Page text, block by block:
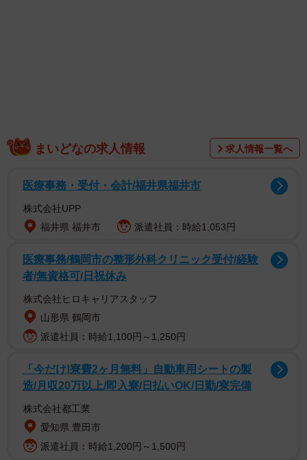
に実施されました。
・いつもきれいにしていて美しいから。（10代・男性）
・美人だから。（20代・女性）
・小顔でスタイルがいい。（30代・女性）
まいどなの求人情報 求人情報一覧へ
医療事務・受付・会計/福井県福井市
株式会社UPP
福井県 福井市
派遣社員：時給1,053円
医療事務/鶴岡市の整形外科クリニック受付/経験
者/無資格可/日祝休み
株式会社ヒロキャリアスタッフ
山形県 鶴岡市
派遣社員：時給1,100円～1,250円
「今だけ!寮費2ヶ月無料」自動車用シートの製
造/月収20万以上/即入寮/日払いOK/日勤/寮完備
株式会社都工業
愛知県 豊田市
派遣社員：時給1,200円～1,500円